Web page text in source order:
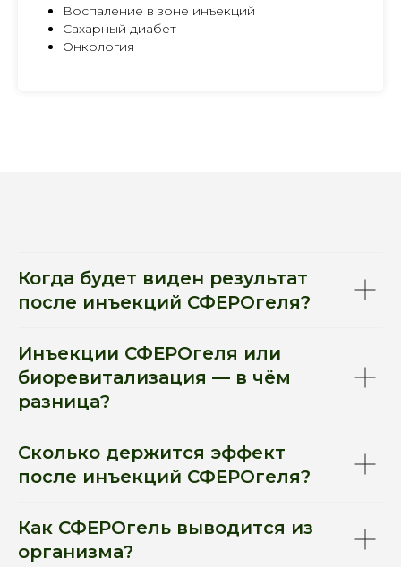
Воспаление в зоне инъекций
Сахарный диабет
Онкология
Когда будет виден результат
после инъекций СФЕРОгеля?
Инъекции СФЕРОгеля или
биоревитализация — в чём
разница?
Сколько держится эффект
после инъекций СФЕРОгеля?
Как СФЕРОгель выводится из
организма?